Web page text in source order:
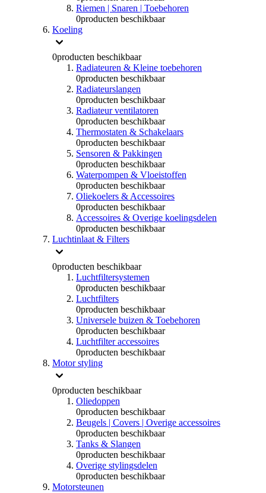
Riemen | Snaren | Toebehoren
0producten beschikbaar
Koeling
0producten beschikbaar
Radiateuren & Kleine toebehoren
0producten beschikbaar
Radiateurslangen
0producten beschikbaar
Radiateur ventilatoren
0producten beschikbaar
Thermostaten & Schakelaars
0producten beschikbaar
Sensoren & Pakkingen
0producten beschikbaar
Waterpompen & Vloeistoffen
0producten beschikbaar
Oliekoelers & Accessoires
0producten beschikbaar
Accessoires & Overige koelingsdelen
0producten beschikbaar
Luchtinlaat & Filters
0producten beschikbaar
Luchtfiltersystemen
0producten beschikbaar
Luchtfilters
0producten beschikbaar
Universele buizen & Toebehoren
0producten beschikbaar
Luchtfilter accessoires
0producten beschikbaar
Motor styling
0producten beschikbaar
Oliedoppen
0producten beschikbaar
Beugels | Covers | Overige accessoires
0producten beschikbaar
Tanks & Slangen
0producten beschikbaar
Overige stylingsdelen
0producten beschikbaar
Motorsteunen